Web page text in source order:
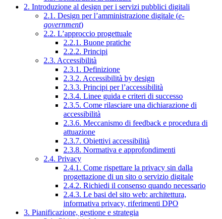
2. Introduzione al design per i servizi pubblici digitali
2.1. Design per l’amministrazione digitale (e-
government)
2.2. L’approccio progettuale
2.2.1. Buone pratiche
2.2.2. Principi
2.3. Accessibilità
2.3.1. Definizione
2.3.2. Accessibilità by design
2.3.3. Principi per l’accessibilità
2.3.4. Linee guida e criteri di successo
2.3.5. Come rilasciare una dichiarazione di
accessibilità
2.3.6. Meccanismo di feedback e procedura di
attuazione
2.3.7. Obiettivi accessibilità
2.3.8. Normativa e approfondimenti
2.4. Privacy
2.4.1. Come rispettare la privacy sin dalla
progettazione di un sito o servizio digitale
2.4.2. Richiedi il consenso quando necessario
2.4.3. Le basi del sito web: architettura,
informativa privacy, riferimenti DPO
3. Pianificazione, gestione e strategia